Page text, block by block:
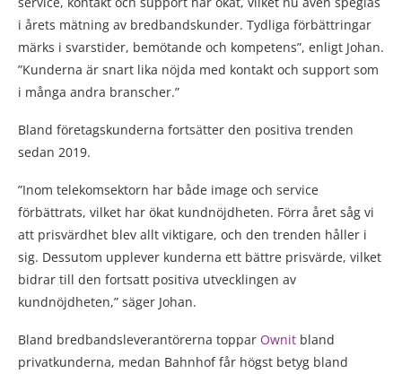
i årets mätning av bredbandskunder. Tydliga förbättringar
märks i svarstider, bemötande och kompetens”, enligt Johan.
”Kunderna är snart lika nöjda med kontakt och support som
i många andra branscher.”
Bland företagskunderna fortsätter den positiva trenden
sedan 2019.
”Inom telekomsektorn har både image och service
förbättrats, vilket har ökat kundnöjdheten. Förra året såg vi
att prisvärdhet blev allt viktigare, och den trenden håller i
sig. Dessutom upplever kunderna ett bättre prisvärde, vilket
bidrar till den fortsatt positiva utvecklingen av
kundnöjdheten,” säger Johan.
Bland bredbandsleverantörerna toppar Ownit bland
privatkunderna, medan Bahnhof får högst betyg bland